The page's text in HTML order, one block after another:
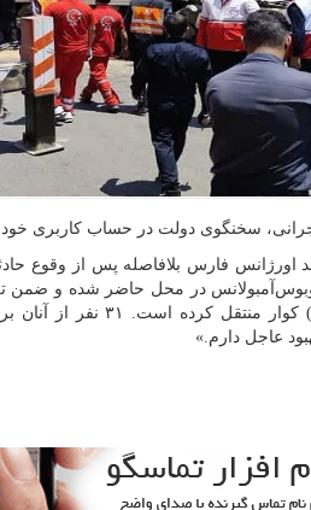
سخنگوی دولت در حساب کاربری
فارس بلافاصله پس از وقوع
بیمارستان حضرت
عاجل دارم.»